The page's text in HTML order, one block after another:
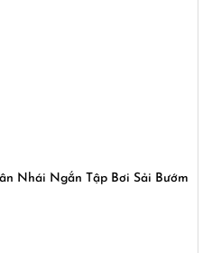
Nhái Ngắn Tập Bơi Sải Bướm